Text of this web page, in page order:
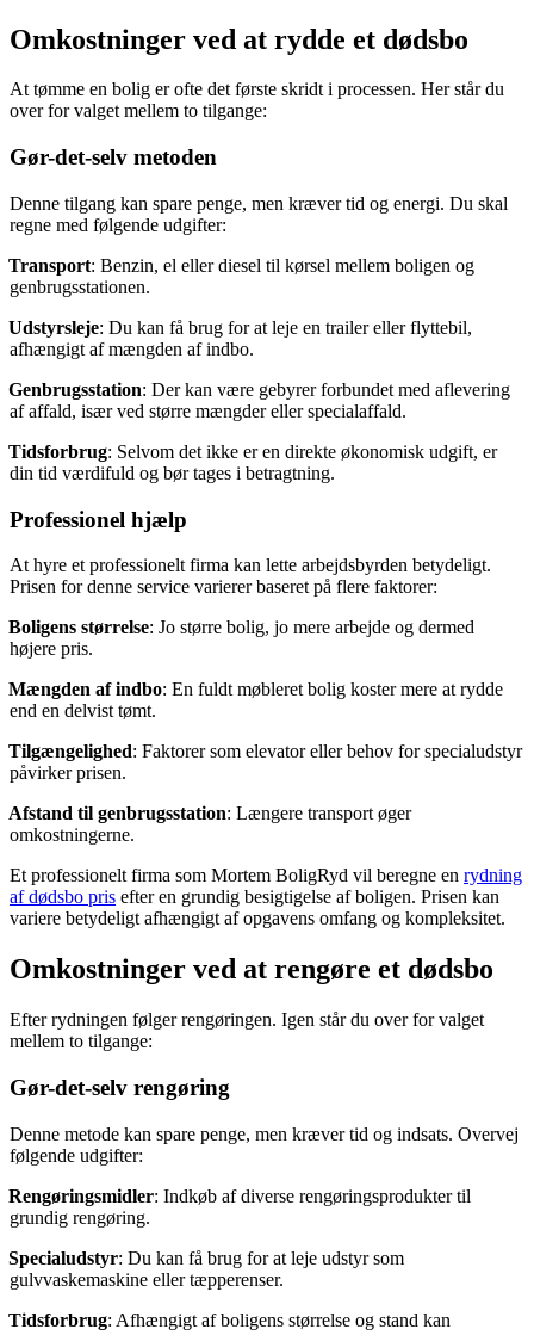
Omkostninger ved at rydde et dødsbo
At tømme en bolig er ofte det første skridt i processen. Her står du
over for valget mellem to tilgange:
Gør-det-selv metoden
Denne tilgang kan spare penge, men kræver tid og energi. Du skal
regne med følgende udgifter:
Transport: Benzin, el eller diesel til kørsel mellem boligen og
genbrugsstationen.
Udstyrsleje: Du kan få brug for at leje en trailer eller flyttebil,
afhængigt af mængden af indbo.
Genbrugsstation: Der kan være gebyrer forbundet med aflevering
af affald, især ved større mængder eller specialaffald.
Tidsforbrug: Selvom det ikke er en direkte økonomisk udgift, er
din tid værdifuld og bør tages i betragtning.
Professionel hjælp
At hyre et professionelt firma kan lette arbejdsbyrden betydeligt.
Prisen for denne service varierer baseret på flere faktorer:
Boligens størrelse: Jo større bolig, jo mere arbejde og dermed
højere pris.
Mængden af indbo: En fuldt møbleret bolig koster mere at rydde
end en delvist tømt.
Tilgængelighed: Faktorer som elevator eller behov for specialudstyr
påvirker prisen.
Afstand til genbrugsstation: Længere transport øger
omkostningerne.
Et professionelt firma som Mortem BoligRyd vil beregne en rydning
af dødsbo pris efter en grundig besigtigelse af boligen. Prisen kan
variere betydeligt afhængigt af opgavens omfang og kompleksitet.
Omkostninger ved at rengøre et dødsbo
Efter rydningen følger rengøringen. Igen står du over for valget
mellem to tilgange:
Gør-det-selv rengøring
Denne metode kan spare penge, men kræver tid og indsats. Overvej
følgende udgifter:
Rengøringsmidler: Indkøb af diverse rengøringsprodukter til
grundig rengøring.
Specialudstyr: Du kan få brug for at leje udstyr som
gulvvaskemaskine eller tæpperenser.
Tidsforbrug: Afhængigt af boligens størrelse og stand kan